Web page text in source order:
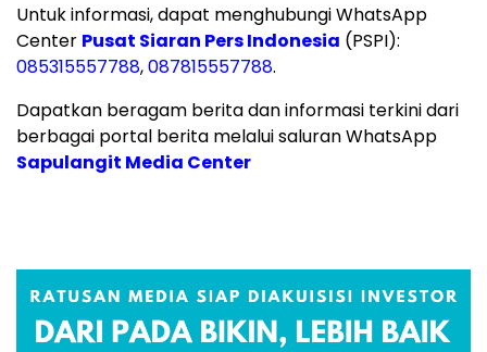
Untuk informasi, dapat menghubungi WhatsApp
Center Pusat Siaran Pers Indonesia (PSPI):
085315557788,087815557788.
Dapatkan beragam berita dan informasi terkini dari
berbagai portal berita melalui saluran WhatsApp
Sapulangit Media Center